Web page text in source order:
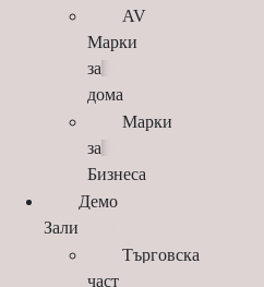
AV
Марки
за
дома
Марки
за
Бизнеса
Демо
Зали
Търговска
част